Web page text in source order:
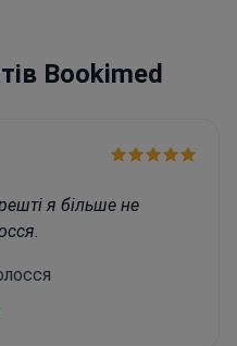
Bookimed
я більше не